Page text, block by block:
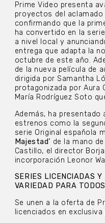
Prime Video presenta
proyectos del
confirmando que la
ha convertido en la
a nivel local y
entrega que adapta la
octubre de este año.
de la nueva película de
dirigida por Samantha
protagonizada por Aura
María Rodríguez Soto
Además, ha presentado
estrenos como la
serie Original española
Majestad’ de la mano
Castillo, el director
incorporación Leonor
SERIES LICENCIADAS Y
VARIEDAD PARA
Se unen a la oferta de
licenciados en exclusiva